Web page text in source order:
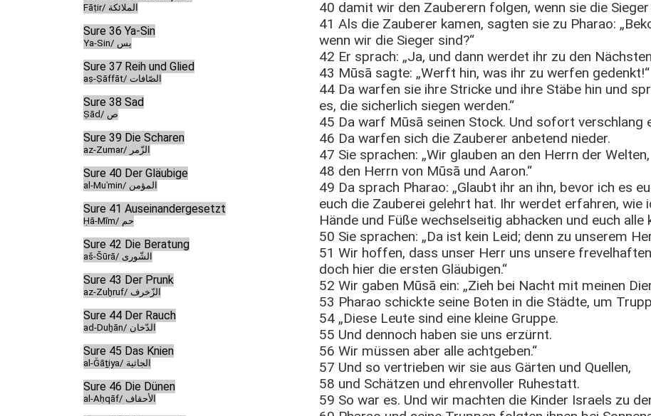
Fāṭir/ الملائكة
Sure 36 Ya-Sin
Ya-Sin/ يس
Sure 37 Reih und Glied
aṣ-Ṣāffāt/ الصّافات
Sure 38 Sad
Ṣād/ ص
Sure 39 Die Scharen
az-Zumar/ الزّمر
Sure 40 Der Gläubige
al-Muʾmin/ المؤمن
Sure 41 Auseinandergesetzt
Ḥā-Mīm/ حم
Sure 42 Die Beratung
aš-Šūrā/ الشّورى
Sure 43 Der Prunk
az-Zuḫruf/ الزّخرف
Sure 44 Der Rauch
ad-Duḫān/ الدّخان
Sure 45 Das Knien
al-Ǧāṯiya/ الجاثية
Sure 46 Die Dünen
al-Aḥqāf/ الأحقاف
40 damit wir den Zauberern folgen, wenn sie die Sieger
41 Als die Zauberer kamen, sagten sie zu Pharao:
wenn wir die Sieger sind?“
42 Er sprach: „Ja, und dann werdet ihr zu den
43 Mūsā sagte: „Werft hin, was ihr zu werfen gedenkt!“
44 Da warfen sie ihre Stricke und ihre Stäbe hin und
es, die sicherlich siegen werden.“
45 Da warf Mūsā seinen Stock. Und sofort verschlang
46 Da warfen sich die Zauberer anbetend nieder.
47 Sie sprachen: „Wir glauben an den Herrn der Welten,
48 den Herrn von Mūsā und Aaron.“
49 Da sprach Pharao: „Glaubt ihr an ihn, bevor ich es
euch die Zauberei gelehrt hat. Ihr werdet erfahren, wie
Hände und Füße wechselseitig abhacken und euch alle
50 Sie sprachen: „Da ist kein Leid; denn zu unserem
51 Wir hoffen, dass unser Herr uns unsere
doch hier die ersten Gläubigen.“
52 Wir gaben Mūsā ein: „Zieh bei Nacht mit meinen
53 Pharao schickte seine Boten in die Städte, um
54 „Diese Leute sind eine kleine Gruppe.
55 Und dennoch haben sie uns erzürnt.
56 Wir müssen aber alle achtgeben.“
57 Und so vertrieben wir sie aus Gärten und Quellen,
58 und Schätzen und ehrenvoller Ruhestatt.
59 So war es. Und wir machten die Kinder Israels zu